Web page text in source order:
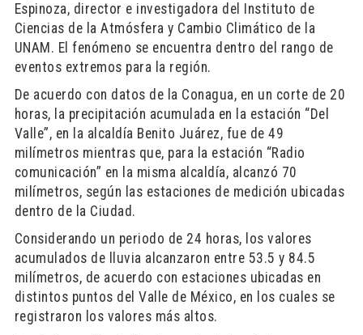
Espinoza, director e investigadora del Instituto de
Ciencias de la Atmósfera y Cambio Climático de la
UNAM. El fenómeno se encuentra dentro del rango de
eventos extremos para la región.
De acuerdo con datos de la Conagua, en un corte de 20
horas, la precipitación acumulada en la estación “Del
Valle”, en la alcaldía Benito Juárez, fue de 49
milímetros mientras que, para la estación “Radio
comunicación” en la misma alcaldía, alcanzó 70
milímetros, según las estaciones de medición ubicadas
dentro de la Ciudad.
Considerando un periodo de 24 horas, los valores
acumulados de lluvia alcanzaron entre 53.5 y 84.5
milímetros, de acuerdo con estaciones ubicadas en
distintos puntos del Valle de México, en los cuales se
registraron los valores más altos.